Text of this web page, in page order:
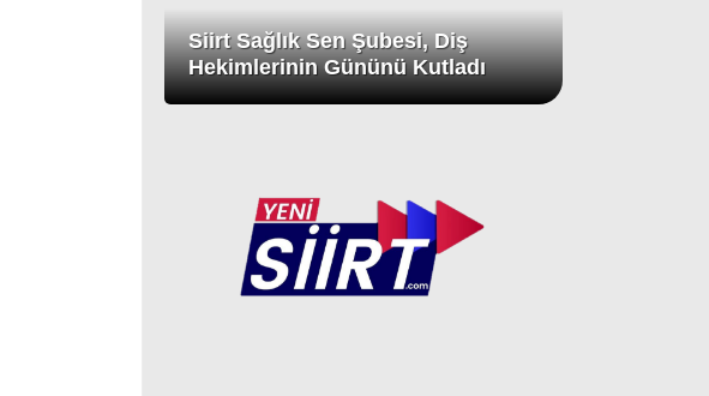
Siirt Sağlık Sen Şubesi, Diş
Hekimlerinin Gününü Kutladı